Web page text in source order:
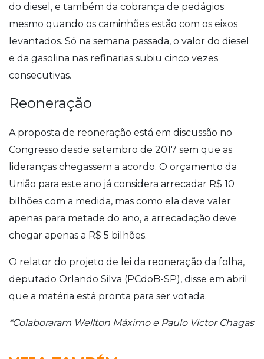
do diesel, e também da cobrança de pedágios
mesmo quando os caminhões estão com os eixos
levantados. Só na semana passada, o valor do diesel
e da gasolina nas refinarias subiu cinco vezes
consecutivas.
Reoneração
A proposta de reoneração está em discussão no
Congresso desde setembro de 2017 sem que as
lideranças chegassem a acordo. O orçamento da
União para este ano já considera arrecadar R$ 10
bilhões com a medida, mas como ela deve valer
apenas para metade do ano, a arrecadação deve
chegar apenas a R$ 5 bilhões.
O relator do projeto de lei da reoneração da folha,
deputado Orlando Silva (PCdoB-SP), disse em abril
que a matéria está pronta para ser votada.
*Colaboraram Wellton Máximo e Paulo Victor Chagas